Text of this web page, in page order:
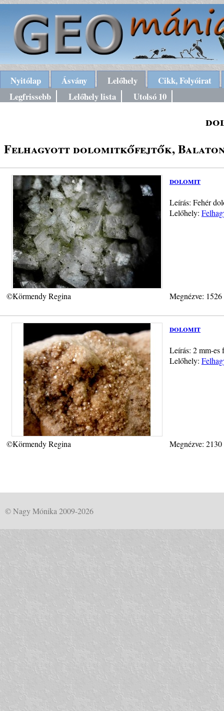
Nyitólap Ásvány Lelőhely
Cikk, Folyóirat
Legfrissebb
Lelőhely lista Utolsó 10
Felhagyott dolomitkőfejtők,
dolomit
Leírás: Fehér
Lelőhely:
©Körmendy Regina Megnézve:
dolomit
Leírás: 2 mm-es
Lelőhely:
©Körmendy Regina Megnézve:
© Nagy Mónika 2009-2026